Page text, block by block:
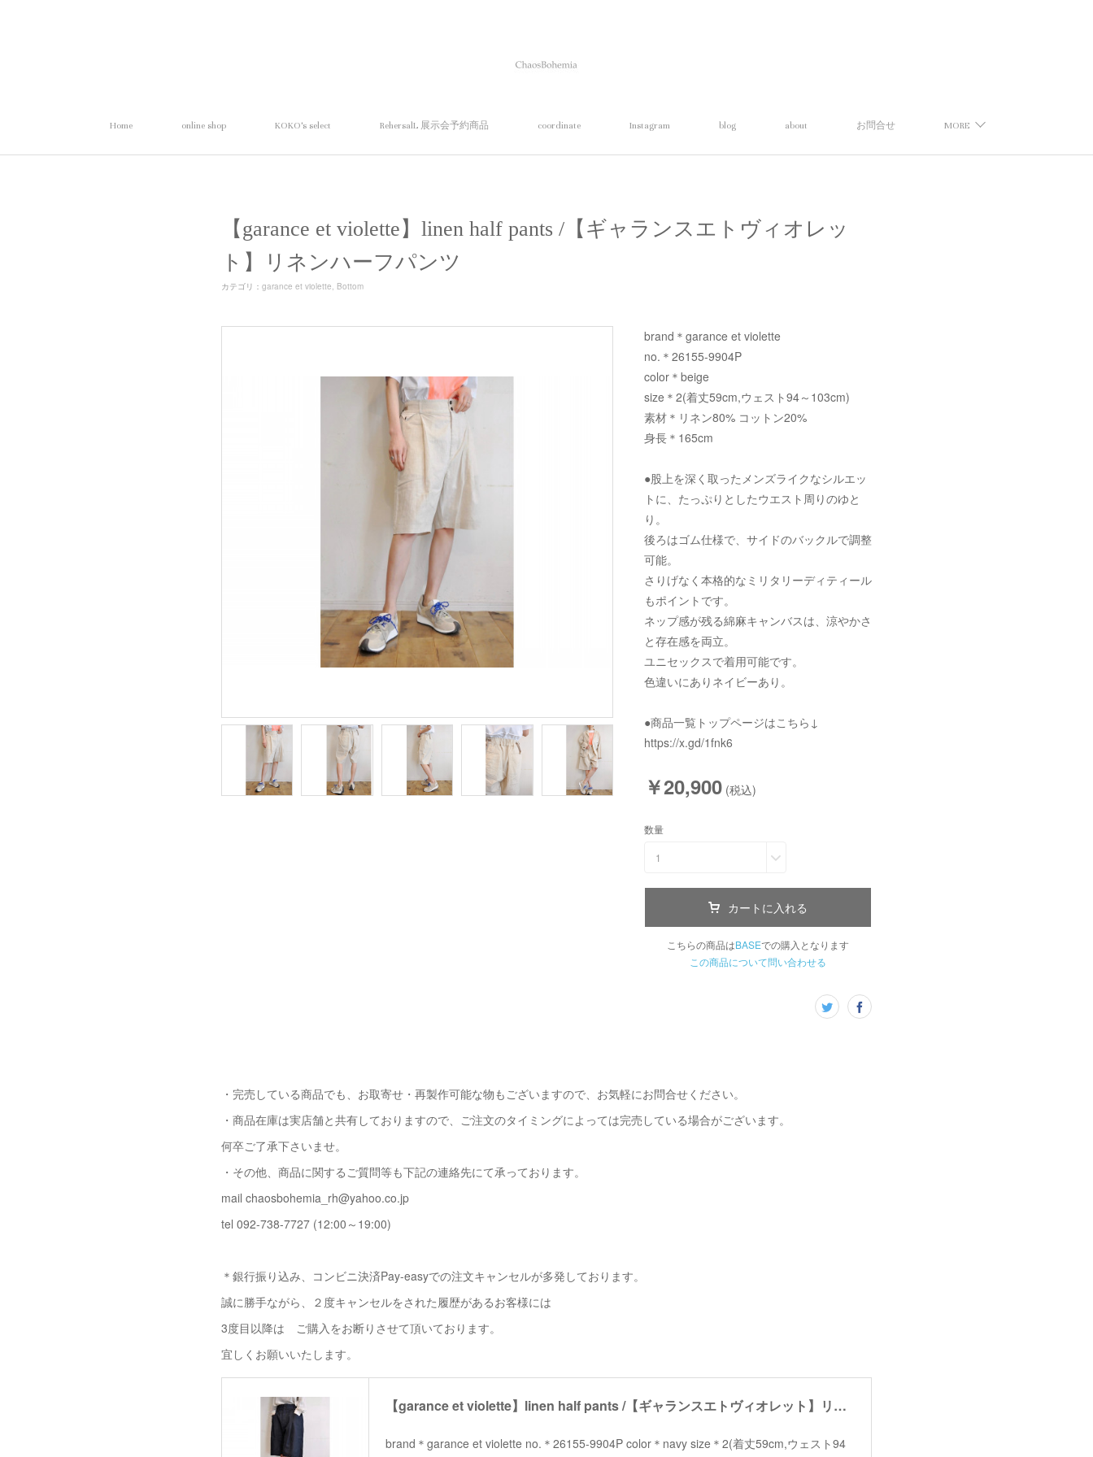
Home online shop KOKO's select RehersalL 展示会予約商品 coordinate Instagram blog about お問合せ MORE
【garance et violette】linen half pants /【ギャランスエトヴィオレッ
ト】リネンハーフパンツ
カテゴリ ： garance et violette Bottom
brand＊garance et violette
no.＊26155-9904P
color＊beige
size＊2(着丈59cm,ウェスト94～103cm)
素材＊リネン80% コットン20%
身長＊165cm
●股上を深く取ったメンズライクなシルエッ
トに、たっぷりとしたウエスト周りのゆと
り。
後ろはゴム仕様で、サイドのバックルで調整
可能。
さりげなく本格的なミリタリーディティール
もポイントです。
ネップ感が残る綿麻キャンバスは、涼やかさ
と存在感を両立。
ユニセックスで着用可能です。
色違いにありネイビーあり。
●商品一覧トップページはこちら↓
https://x.gd/1fnk6
￥20,900 (税込)
数量
1
カートに入れる
こちらの商品はBASEでの購入となります
この商品について問い合わせる
・完売している商品でも、お取寄せ・再製作可能な物もございますので、お気軽にお問合せください。
・商品在庫は実店舗と共有しておりますので、ご注文のタイミングによっては完売している場合がございます。
何卒ご了承下さいませ。
・その他、商品に関するご質問等も下記の連絡先にて承っております。
mail chaosbohemia_rh@yahoo.co.jp
tel 092-738-7727 (12:00～19:00)
＊銀行振り込み、コンビニ決済Pay-easyでの注文キャンセルが多発しております。
誠に勝手ながら、２度キャンセルをされた履歴があるお客様には
3度目以降は ご購入をお断りさせて頂いております。
宜しくお願いいたします。
【garance et violette】linen half pants /【ギャランスエトヴィオレット】リネンハーフパンツ
brand＊garance et violette no.＊26155-9904P color＊navy size＊2(着丈59cm,ウェスト94